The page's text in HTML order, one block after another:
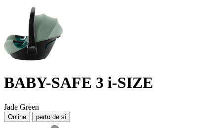
BABY-SAFE 3 i-SIZE
Jade Green
Online perto de si